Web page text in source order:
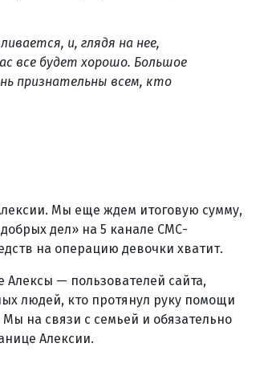
и, глядя на нее,
все будет хорошо. Большое
признательны всем, кто
Мы еще ждем итоговую сумму,
дел» на 5 канале СМС-
на операцию девочки хватит.
Алексы — пользователей сайта,
людей, кто протянул руку помощи
на связи с семьей и обязательно
Алексии.